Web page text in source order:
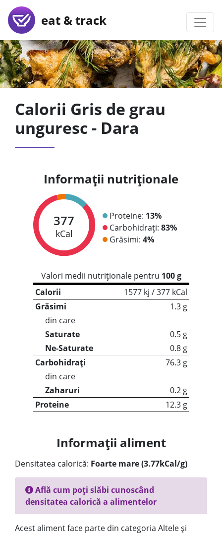
eat & track
Calorii Gris de grau
unguresc - Dara
Informații nutriționale
377
kCal
Proteine: 13%
Carbohidrați: 83%
Grăsimi: 4%
Valori medii nutriționale pentru 100 g
Calorii
1577 kj / 377 kCal
Grăsimi
1.3 g
din care
Saturate
0.5 g
Ne-Saturate
0.8 g
Carbohidrați
76.3 g
din care
Zaharuri
0.2 g
Proteine
12.3 g
Informații aliment
Densitatea calorică: Foarte mare (3.77kCal/g)
Află cum poți slăbi cunoscând
densitatea calorică a alimentelor
Acest aliment face parte din categoria Altele și